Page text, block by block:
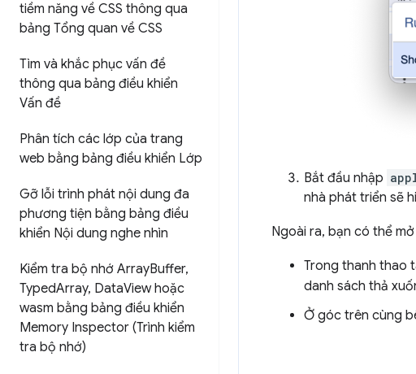
tiềm năng về CSS thông qua
bảng Tổng quan về CSS
Tìm và khắc phục vấn đề
thông qua bảng điều khiển
Vấn đề
Phân tích các lớp của trang
web bằng bảng điều khiển Lớp
Gỡ lỗi trình phát nội dung đa
phương tiện bằng bảng điều
khiển Nội dung nghe nhìn
Kiểm tra bộ nhớ ArrayBuffer,
TypedArray, DataView hoặc
wasm bằng bảng điều khiển
Memory Inspector (Trình kiểm
tra bộ nhớ)
Bắt đầu nhập
nhà phát triển sẽ
Ngoài ra, bạn có thể
Trong thanh thao
danh sách thả
Ở góc trên cùng